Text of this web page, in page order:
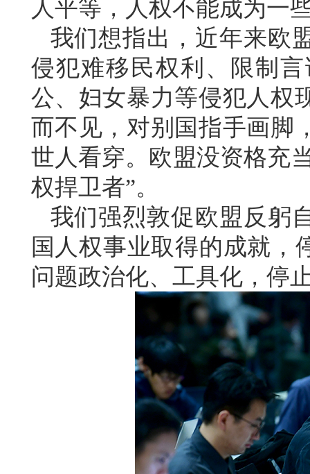
人平等，人权不能成为一
我们想指出，近年来欧
侵犯难移民权利、限制
公、妇女暴力等侵犯人权
而不见，对别国指手画脚
世人看穿。欧盟没资格充
权捍卫者”。
我们强烈敦促欧盟反躬
国人权事业取得的成就，
问题政治化、工具化，停